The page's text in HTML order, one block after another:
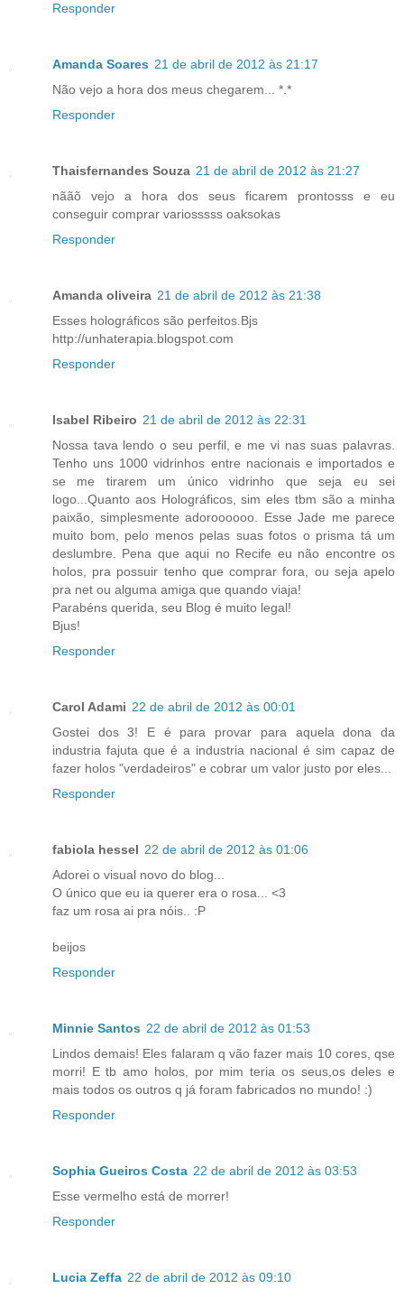
Responder
Amanda Soares 21 de abril de 2012 às 21:17
Não vejo a hora dos meus chegarem... *.*
Responder
Thaisfernandes Souza 21 de abril de 2012 às 21:27
nããõ vejo a hora dos seus ficarem prontosss e eu
conseguir comprar variosssss oaksokas
Responder
Amanda oliveira 21 de abril de 2012 às 21:38
Esses holográficos são perfeitos.Bjs
http://unhaterapia.blogspot.com
Responder
Isabel Ribeiro 21 de abril de 2012 às 22:31
Nossa tava lendo o seu perfil, e me vi nas suas palavras.
Tenho uns 1000 vidrinhos entre nacionais e importados e
se me tirarem um único vidrinho que seja eu sei
logo...Quanto aos Holográficos, sim eles tbm são a minha
paixão, simplesmente adoroooooo. Esse Jade me parece
muito bom, pelo menos pelas suas fotos o prisma tá um
deslumbre. Pena que aqui no Recife eu não encontre os
holos, pra possuir tenho que comprar fora, ou seja apelo
pra net ou alguma amiga que quando viaja!
Parabéns querida, seu Blog é muito legal!
Bjus!
Responder
Carol Adami 22 de abril de 2012 às 00:01
Gostei dos 3! E é para provar para aquela dona da
industria fajuta que é a industria nacional é sim capaz de
fazer holos "verdadeiros" e cobrar um valor justo por eles...
Responder
fabiola hessel 22 de abril de 2012 às 01:06
Adorei o visual novo do blog...
O único que eu ia querer era o rosa... <3
faz um rosa ai pra nóis.. :P
beijos
Responder
Minnie Santos 22 de abril de 2012 às 01:53
Lindos demais! Eles falaram q vão fazer mais 10 cores, qse
morri! E tb amo holos, por mim teria os seus,os deles e
mais todos os outros q já foram fabricados no mundo! :)
Responder
Sophia Gueiros Costa 22 de abril de 2012 às 03:53
Esse vermelho está de morrer!
Responder
Lucia Zeffa 22 de abril de 2012 às 09:10